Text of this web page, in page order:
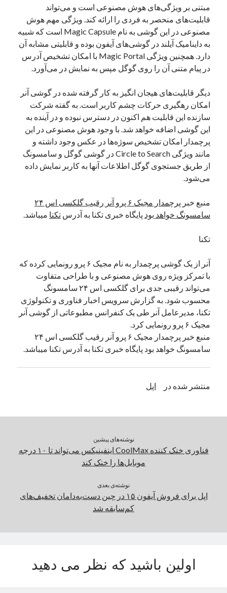
ژوئن 2024
می 2024
آوریل 2024
مارس 2024
فوریه 2024
ژانویه 2024
نوامبر 2023
اکتبر 2023
سپتامبر 2023
آگوست 2023
جولای 2023
دسامبر 2022
اپل
دسته‌بندی نشده
مبتنی بر ویژگی‌های هوش مصنوعی است و می‌تواند
قابلیت‌های منحصر به فردی را ارائه کند. ویژگی مهم هوش
مصنوعی در این گوشی به نام Magic Capsule است که شبیه
به داینامیک آیلند در گوشی‌های آیفون بوده و قابلیتی مشابه آن
دارد. همچنین ویژگی Magic Portal با امکان تشخیص آدرس
در پیام متنی آن را روی گوگل مپس به نمایش در می‌آورد.
دیگر قابلیت‌های هیجان انگیز به کار گرفته شده در گوشی آنر
امکان رهگیری حرکات چشم کاربر است. به گفته شرکت
سازنده این قابلیت هم اکنون در دسترس نبوده و در آینده به
این گوشی اضافه خواهد شد. با وجود هوش مصنوعی در این
پرچمدار امکان تشخیص سوژه‌ها در عکس وجود داشته و
مانند ویژگی Circle to Search در گوشی گوگل و سامسونگ
از طریق جستجوی گوگل اطلاعات آنها به کاربر نمایش داده
می‌شود.
منبع خبر
پرچمدار مجیک ۶ پرو آنر رقیب گلکسی اس ۲۴
سامسونگ خواهد بود پایگاه خبری تکنا به آدرستکنا میباشد.
تکنا
آنر از یک گوشی پرچمدار به نام مجیک ۶ پرو رونمایی کرده که
با تمرکز ویژه روی هوش مصنوعی و با طراحی متفاوت
می‌تواند رقیبی جدی برای گلکسی اس ۲۴ سامسونگ
محسوب شود. به گزارش سرویس اخبار فناوری و تکنولوژی
تکنا، مدیرعامل آنر طی یک کنفرانس مطبوعاتی از گوشی آنر
مجیک ۶ پرو رونمایی کرد.
منبع خبر پرچمدار مجیک ۶ پرو آنر رقیب گلکسی اس ۲۴
سامسونگ خواهد بود پایگاه خبری تکنا به آدرس تکنا میباشد.
منتشر شده در اپل
نوشته‌های پیشین
فناوری خنک کننده CoolMax اینفینیکس می‌تواند تا ۱۰ درجه
موبایل‌ها را خنک کند
نوشته‌ی بعدی
اپل برای فروش آیفون ۱۵ در چین دست‌به‌دامان تخفیف‌های
کم‌سابقه شد
اولین باشید که نظر می دهید